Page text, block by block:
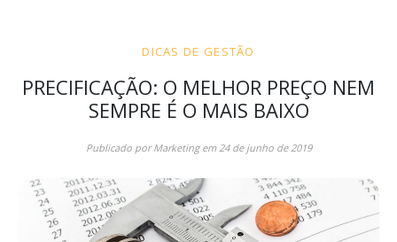
DICAS DE GESTÃO
PRECIFICAÇÃO: O MELHOR PREÇO NEM
SEMPRE É O MAIS BAIXO
Publicado porMarketingem 24 de junho de 2019